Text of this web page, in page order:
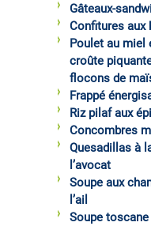
Gâteaux-
Confitures aux
Poulet au miel
croûte
flocons de
Frappé
Riz pilaf aux
Concombres
Quesadillas à
l’avocat
Soupe aux
l’ail
Soupe